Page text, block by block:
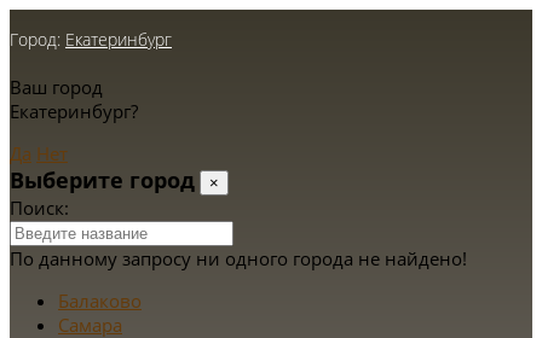
Город: Екатеринбург
Ваш город
Екатеринбург?
Да Нет
Выберите город ×
Поиск:
По данному запросу ни одного города не найдено!
Балаково
Самара